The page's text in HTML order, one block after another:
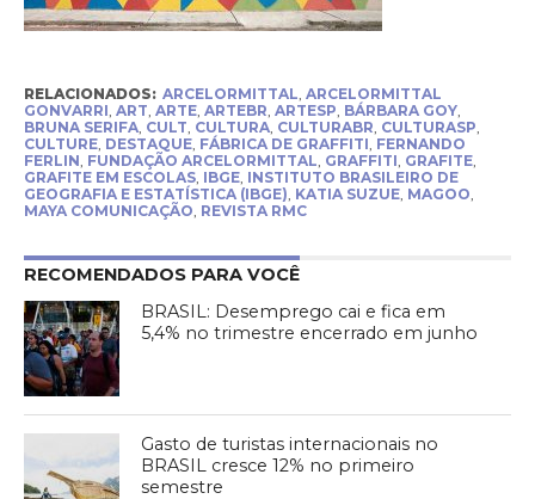
RELACIONADOS: ARCELORMITTAL ARCELORMITTAL
GONVARRI ART ARTE, ARTEBR ARTESP BÁRBARA GOY,
BRUNA SERIFA, CULT CULTURA, CULTURABR CULTURASP
CULTURE, DESTAQUE, FÁBRICA DE GRAFFITI FERNANDO
FERLIN FUNDAÇÃO ARCELORMITTAL GRAFFITI GRAFITE,
GRAFITE EM ESCOLAS, IBGE, INSTITUTO BRASILEIRO DE
GEOGRAFIA E ESTATÍSTICA (IBGE) KATIA SUZUE, MAGOO
MAYA COMUNICAÇÃO REVISTA RMC
RECOMENDADOS PARA VOCÊ
BRASIL: Desemprego cai e fica em
5,4% no trimestre encerrado em junho
Gasto de turistas internacionais no
BRASIL cresce 12% no primeiro
semestre